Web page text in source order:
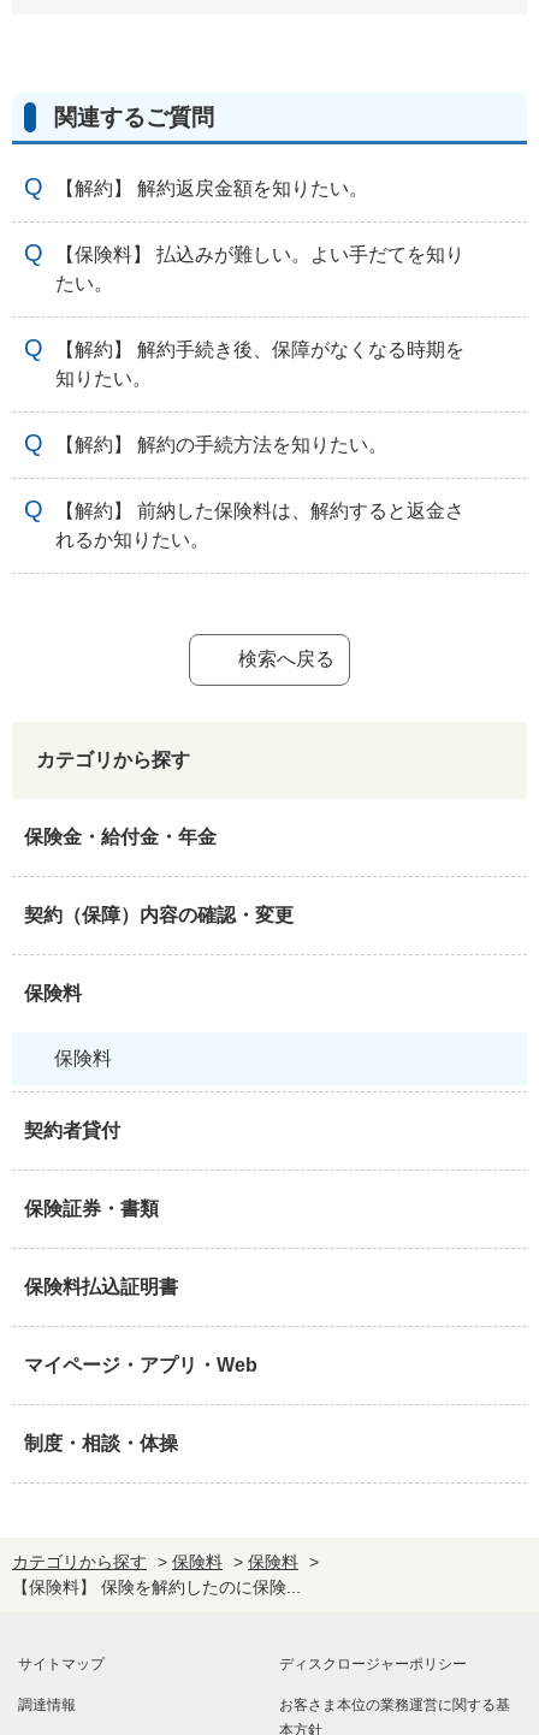
関連するご質問
【解約】 解約返戻金額を知りたい。
【保険料】 払込みが難しい。よい手だてを知り
たい。
【解約】 解約手続き後、保障がなくなる時期を
知りたい。
【解約】 解約の手続方法を知りたい。
【解約】 前納した保険料は、解約すると返金さ
れるか知りたい。
検索へ戻る
カテゴリから探す
保険金・給付金・年金
契約（保障）内容の確認・変更
保険料
保険料
契約者貸付
保険証券・書類
保険料払込証明書
マイページ・アプリ・Web
制度・相談・体操
カテゴリから探す > 保険料 > 保険料 >
【保険料】 保険を解約したのに保険...
サイトマップ ディスクロージャーポリシー
調達情報 お客さま本位の業務運営に関する基